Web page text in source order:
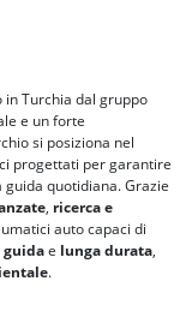
in Turchia dal gruppo
e un forte
si posiziona nel
progettati per garantire
guida quotidiana. Grazie
, ricerca e
auto capaci di
e lunga durata,
.